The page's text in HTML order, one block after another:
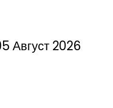
Август 2026